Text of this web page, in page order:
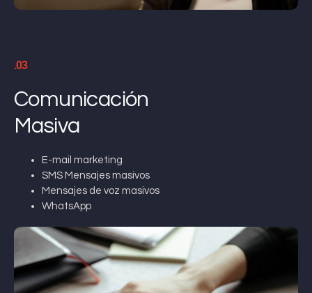
.03
Comunicación
Masiva
E-mail marketing
SMS Mensajes masivos
Mensajes de voz masivos
WhatsApp